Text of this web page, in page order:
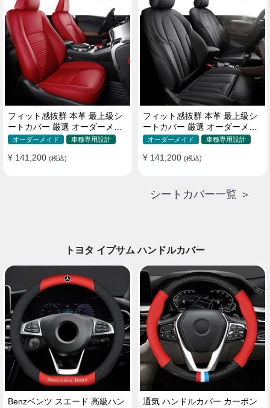
フィット感抜群 本革 最上級シ
ートカバー 厳選 オーダーメイ
ド 防水 雰囲気 全席セット
オーダーメイド 車種専用設計
¥ 141,200 (税込)
フィット感抜群 本革 最上級シ
ートカバー 厳選 オーダーメイ
ド 防水 雰囲気 全席セット
オーダーメイド 車種専用設計
¥ 141,200 (税込)
シートカバー一覧 ＞
トヨタ イプサム ハンドルカバー
Benzベンツ スエード 高級ハン
通気 ハンドルカバー カーボン